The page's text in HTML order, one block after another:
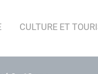
CULTURE ET